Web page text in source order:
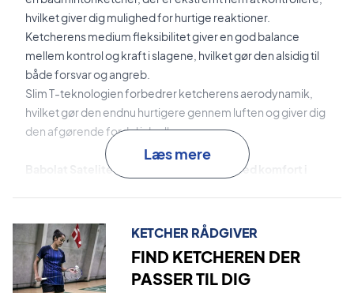
hvilket giver dig mulighed for hurtige reaktioner.
Ketcherens medium fleksibilitet giver en god balance
mellem kontrol og kraft i slagene, hvilket gør den alsidig til
både forsvar og angreb.
Slim T-teknologien forbedrer ketcherens aerodynamik,
hvilket gør den endnu hurtigere gennem luften og giver dig
den afgørende fordel i dueller.
Babolat Satelite Gravity 74 er designet med komfort i
Ekspertrådgivning: Til denne ketcher anbefaler vi en
opstrengning med Ashaway Zymax 68 TX og 10,5 kg i
hårdhed.
Læs mere
KETCHER RÅDGIVER
FIND KETCHEREN DER
PASSER TIL DIG